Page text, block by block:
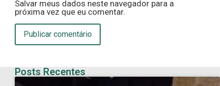
Salvar meus dados neste navegador para a
próxima vez que eu comentar.
Posts Recentes